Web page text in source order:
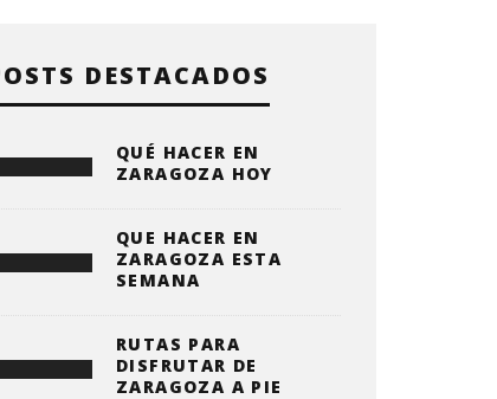
DESTACADOS
QUÉ HACER EN
ZARAGOZA HOY
QUE HACER EN
ZARAGOZA ESTA
SEMANA
RUTAS PARA
DISFRUTAR DE
ZARAGOZA A PIE